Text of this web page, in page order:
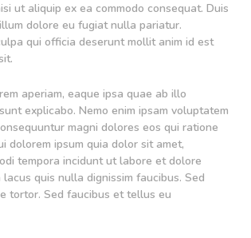
ut aliquip ex ea commodo consequat. Duis
dolore eu fugiat nulla pariatur.
qui officia deserunt mollit anim id est
aperiam, eaque ipsa quae ab illo
explicabo. Nemo enim ipsam voluptatem
magni dolores eos qui ratione
dolorem ipsum quia dolor sit amet,
tempora incidunt ut labore et dolore
quis nulla dignissim faucibus. Sed
tortor. Sed faucibus et tellus eu